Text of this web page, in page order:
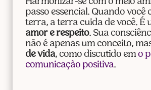
passo essencial. Quando você
terra, a terra cuida de você. É
amor e respeito. Sua
não é apenas um conceito,
de vida, como discutido em o
comunicação positiva.